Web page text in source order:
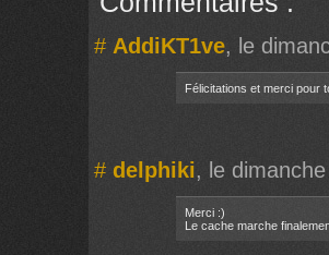
# AddiKT1ve, le
Félicitations et merci pour
# delphiki, le
Merci :)
Le cache marche